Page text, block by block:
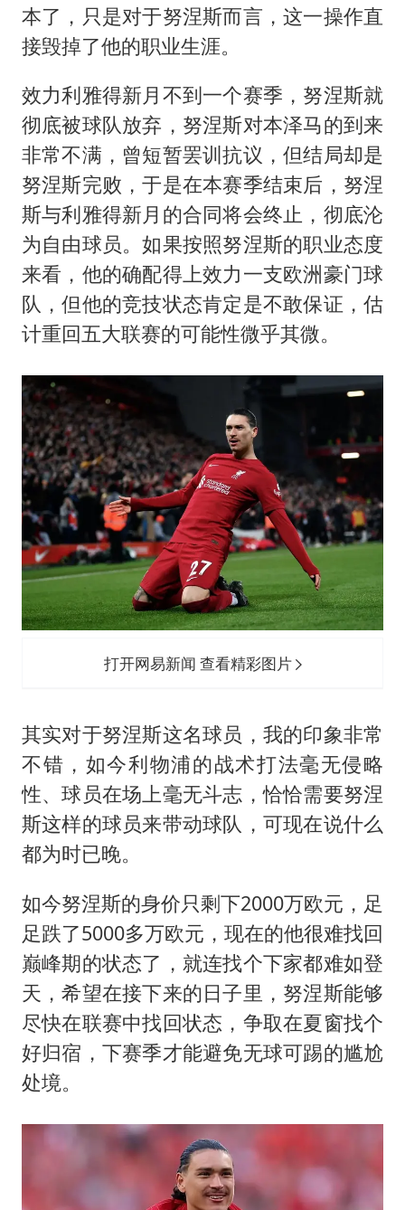
本了，只是对于努涅斯而言，这一操作直
接毁掉了他的职业生涯。
效力利雅得新月不到一个赛季，努涅斯就
彻底被球队放弃，努涅斯对本泽马的到来
非常不满，曾短暂罢训抗议，但结局却是
努涅斯完败，于是在本赛季结束后，努涅
斯与利雅得新月的合同将会终止，彻底沦
为自由球员。如果按照努涅斯的职业态度
来看，他的确配得上效力一支欧洲豪门球
队，但他的竞技状态肯定是不敢保证，估
计重回五大联赛的可能性微乎其微。
打开网易新闻 查看精彩图片
其实对于努涅斯这名球员，我的印象非常
不错，如今利物浦的战术打法毫无侵略
性、球员在场上毫无斗志，恰恰需要努涅
斯这样的球员来带动球队，可现在说什么
都为时已晚。
如今努涅斯的身价只剩下2000万欧元，足
足跌了5000多万欧元，现在的他很难找回
巅峰期的状态了，就连找个下家都难如登
天，希望在接下来的日子里，努涅斯能够
尽快在联赛中找回状态，争取在夏窗找个
好归宿，下赛季才能避免无球可踢的尴尬
处境。